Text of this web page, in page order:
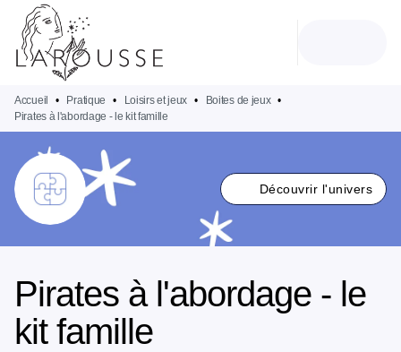
MENU
PIED DE PAGE
Accueil • Pratique • Loisirs et jeux • Boites de jeux •
Pirates à l'abordage - le kit famille
Découvrir l'univers
Pirates à l'abordage - le
kit famille